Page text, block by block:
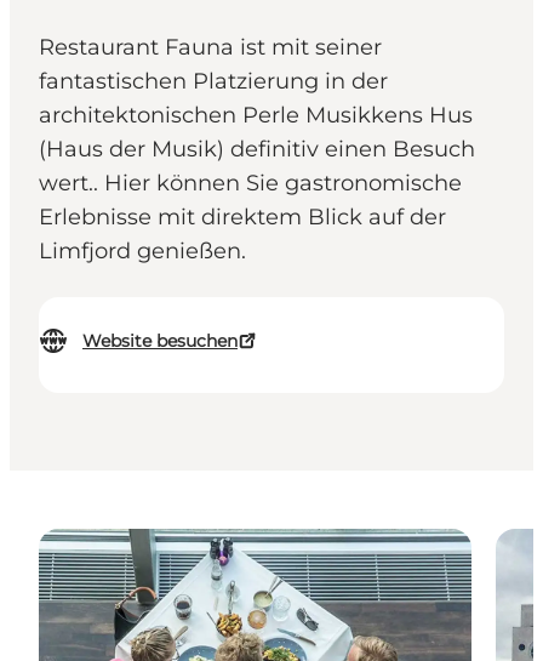
Restaurant Fauna ist mit seiner
fantastischen Platzierung in der
architektonischen Perle Musikkens Hus
(Haus der Musik) definitiv einen Besuch
wert.. Hier können Sie gastronomische
Erlebnisse mit direktem Blick auf der
Limfjord genießen.
Website besuchen